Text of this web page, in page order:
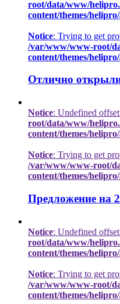
root/data/www/
content/themes/
Notice: Trying to get
/var/www/www-root/
content/themes/
Отлично
Notice: Undefined
root/data/www/
content/themes/
Notice: Trying to get
/var/www/www-root/
content/themes/
Предложение на
Notice: Undefined
root/data/www/
content/themes/
Notice: Trying to get
/var/www/www-root/
content/themes/